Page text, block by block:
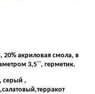
акриловая смола, в
3,5``, герметик.
серый ,